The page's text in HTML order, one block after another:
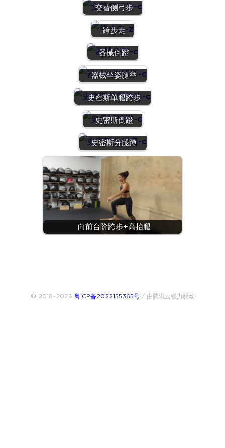
交替侧弓步
跨步走
器械倒蹬
器械坐姿腿举
史密斯单腿跨步
史密斯倒蹬
史密斯分腿蹲
向前台阶跨步+高抬腿
© 2018~2026 粤ICP备2022155365号/ 由腾讯云强力驱动